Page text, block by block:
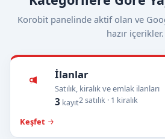
Korobit panelinde aktif olan ve
hazır içerikler.
İlanlar
Satılık, kiralık ve emlak ilanları
3 kayıt2 satılık · 1 kiralık
Keşfet